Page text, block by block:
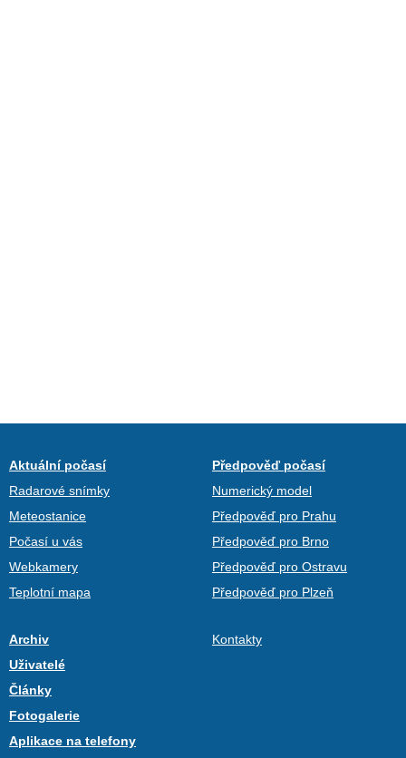
Aktuální počasí
Radarové snímky
Meteostanice
Počasí u vás
Webkamery
Teplotní mapa
Předpověď počasí
Numerický model
Předpověď pro Prahu
Předpověď pro Brno
Předpověď pro Ostravu
Předpověď pro Plzeň
Archiv
Uživatelé
Články
Fotogalerie
Aplikace na telefony
Kontakty